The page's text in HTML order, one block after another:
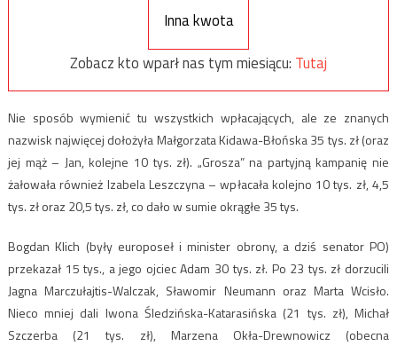
Inna kwota
Zobacz kto wparł nas tym miesiącu: Tutaj
Nie sposób wymienić tu wszystkich wpłacających, ale ze znanych
nazwisk najwięcej dołożyła Małgorzata Kidawa-Błońska 35 tys. zł (oraz
jej mąż – Jan, kolejne 10 tys. zł). „Grosza” na partyjną kampanię nie
żałowała również Izabela Leszczyna – wpłacała kolejno 10 tys. zł, 4,5
tys. zł oraz 20,5 tys. zł, co dało w sumie okrągłe 35 tys.
Bogdan Klich (były europoseł i minister obrony, a dziś senator PO)
przekazał 15 tys., a jego ojciec Adam 30 tys. zł. Po 23 tys. zł dorzucili
Jagna Marczułajtis-Walczak, Sławomir Neumann oraz Marta Wcisło.
Nieco mniej dali Iwona Śledzińska-Katarasińska (21 tys. zł), Michał
Szczerba (21 tys. zł), Marzena Okła-Drewnowicz (obecna